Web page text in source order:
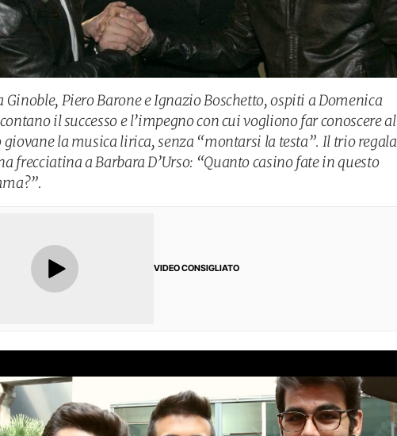
Ginoble, Piero Barone e Ignazio Boschetto, ospiti a Domenica
il successo e l’impegno con cui vogliono far conoscere al
giovane la musica lirica, senza “montarsi la testa”. Il trio regala
frecciatina a Barbara D’Urso: “Quanto casino fate in questo
VIDEO CONSIGLIATO